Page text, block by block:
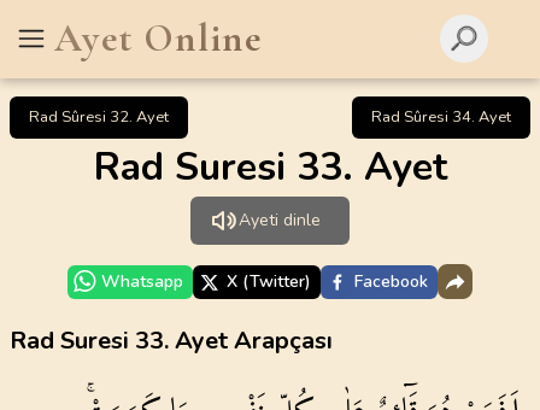
Ayet Online
Rad Sûresi 32. Ayet Rad Sûresi 34. Ayet
Rad Suresi 33. Ayet
Ayeti dinle
Whatsapp X (Twitter) Facebook
Rad Suresi 33. Ayet Arapçası